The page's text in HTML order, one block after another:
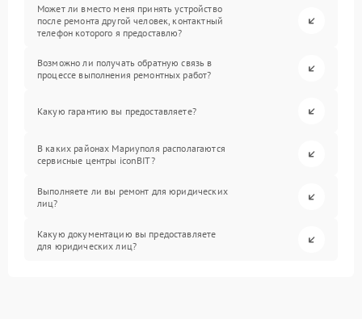
Может ли вместо меня принять устройство
после ремонта другой человек, контактный
телефон которого я предоставлю?
Возможно ли получать обратную связь в
процессе выполнения ремонтных работ?
Какую гарантию вы предоставляете?
В каких районах Мариуполя располагаются
сервисные центры iconBIT?
Выполняете ли вы ремонт для юридических
лиц?
Какую документацию вы предоставляете
для юридических лиц?